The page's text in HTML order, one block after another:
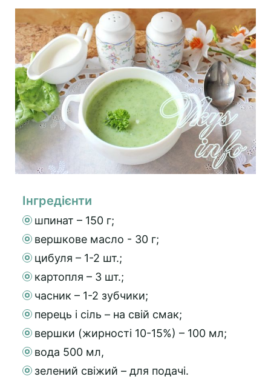
Інгредієнти
шпинат – 150 г;
вершкове масло - 30 г;
цибуля – 1-2 шт.;
картопля – 3 шт.;
часник – 1-2 зубчики;
перець і сіль – на свій смак;
вершки (жирності 10-15%) – 100 мл;
вода 500 мл,
зелений свіжий – для подачі.